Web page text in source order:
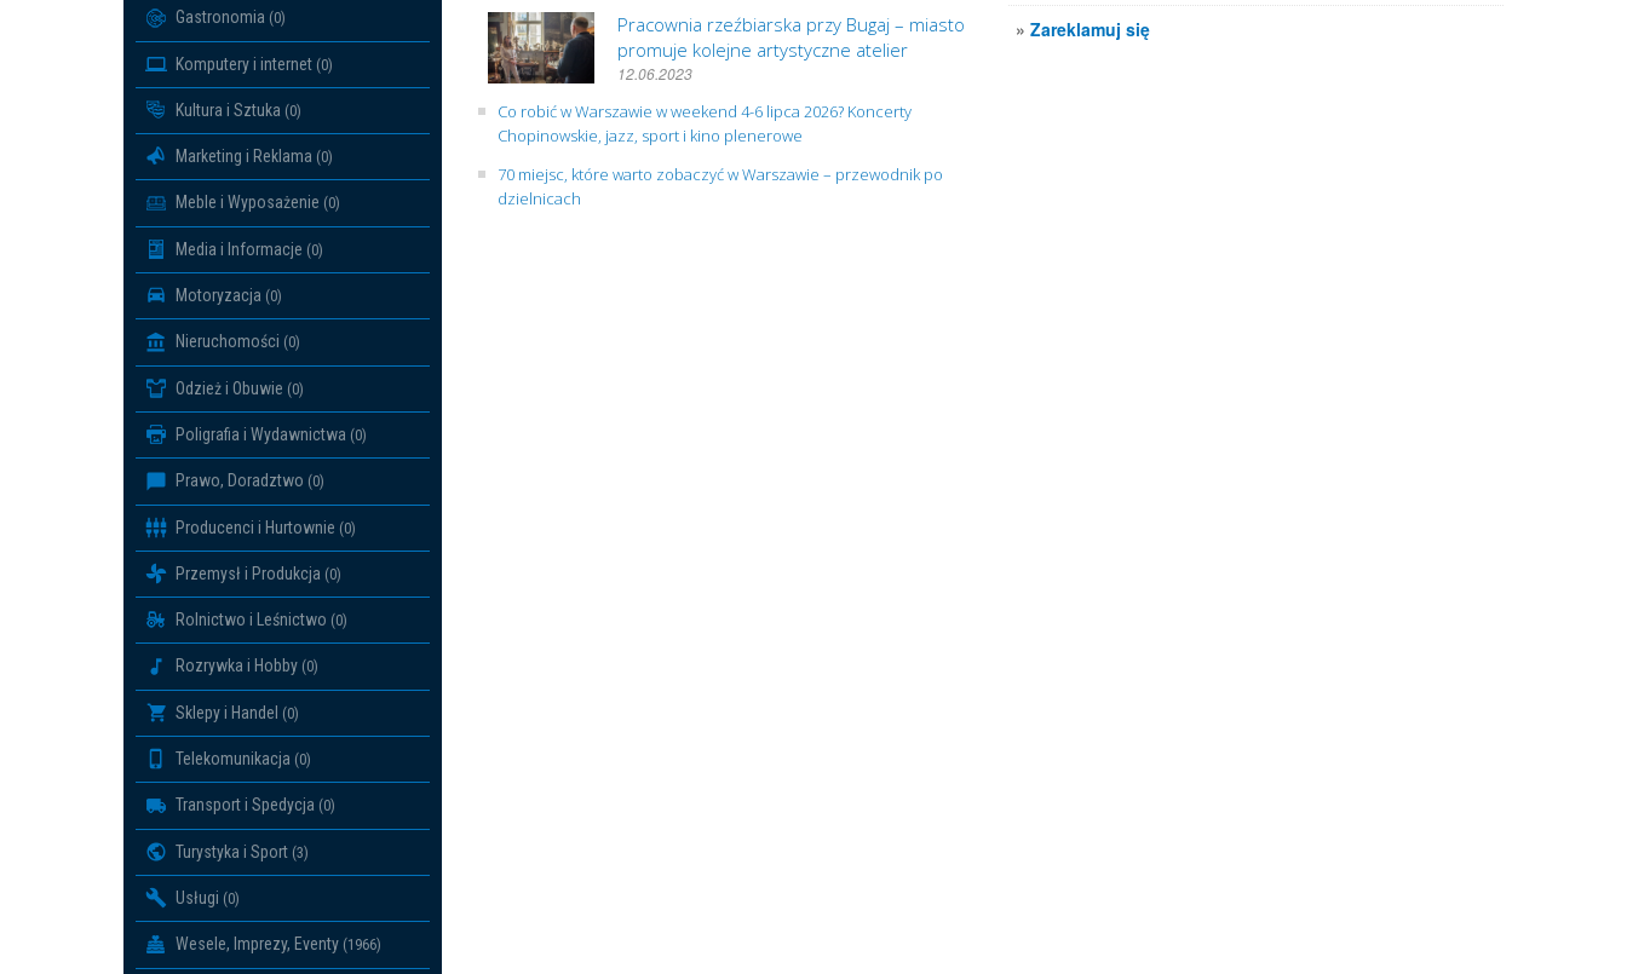
Gastronomia (0)
Komputery i internet (0)
Kultura i Sztuka (0)
Marketing i Reklama (0)
Meble i Wyposażenie (0)
Media i Informacje (0)
Motoryzacja (0)
Nieruchomości (0)
Odzież i Obuwie (0)
Poligrafia i Wydawnictwa (0)
Prawo, Doradztwo (0)
Producenci i Hurtownie (0)
Przemysł i Produkcja (0)
Rolnictwo i Leśnictwo (0)
Rozrywka i Hobby (0)
Sklepy i Handel (0)
Telekomunikacja (0)
Transport i Spedycja (0)
Turystyka i Sport (3)
Usługi (0)
Wesele, Imprezy, Eventy (1966)
Pracownia rzeźbiarska przy Bugaj – miasto
promuje kolejne artystyczne atelier
12.06.2023
Co robić w Warszawie w weekend 4-6 lipca 2026? Koncerty
Chopinowskie, jazz, sport i kino plenerowe
70 miejsc, które warto zobaczyć w Warszawie – przewodnik po
dzielnicach
»Zareklamuj się